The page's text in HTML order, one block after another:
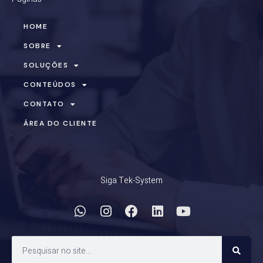
HOME
SOBRE
SOLUÇÕES
CONTEÚDOS
CONTATO
ÁREA DO CLIENTE
Siga Tek-System